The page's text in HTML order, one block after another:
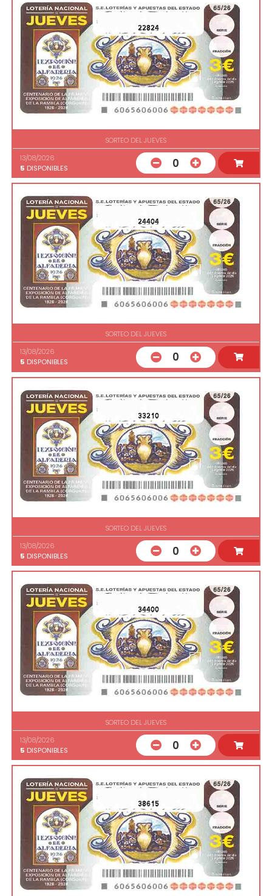
22824
SORTEO DEL JUEVES
13/08/2026
5 DISPONIBLES 0
24404
SORTEO DEL JUEVES
13/08/2026
5 DISPONIBLES 0
33210
SORTEO DEL JUEVES
13/08/2026
5 DISPONIBLES 0
34400
SORTEO DEL JUEVES
13/08/2026
5 DISPONIBLES 0
38615